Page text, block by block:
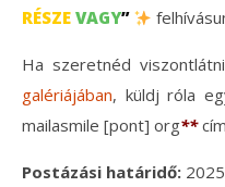
RÉSZE VAGY”
Ha szeretnéd
galériájában, küldj róla
mailasmile [pont] org**
Postázási határidő: